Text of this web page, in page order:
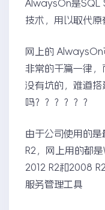
AlwaysOn是SQL
技术，用以取代
网上的 AlwaysOn
非常的千篇一律，
没有坑的，难道搭
吗？？？？？？
由于公司使用的
R2，网上用的都
2012 R2和2008
服务管理工具